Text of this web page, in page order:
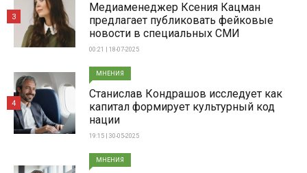
Медиаменеджер Ксения Кацман
предлагает публиковать фейковые
новости в специальных СМИ
00:21 | 18-07-2025
3
МНЕНИЯ
Станислав Кондрашов исследует как
капитал формирует культурный код
нации
19:15 | 30-05-2025
4
МНЕНИЯ